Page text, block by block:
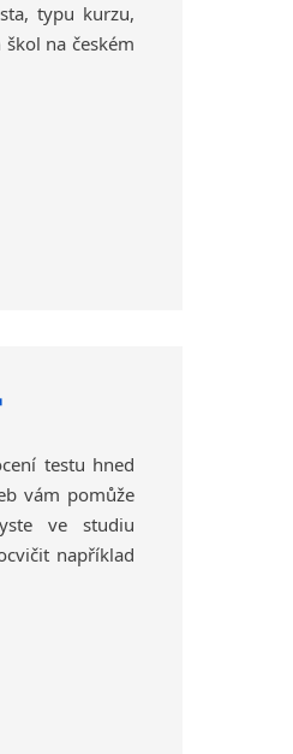
typu kurzu,
na českém
testu hned
vám pomůže
ve studiu
například